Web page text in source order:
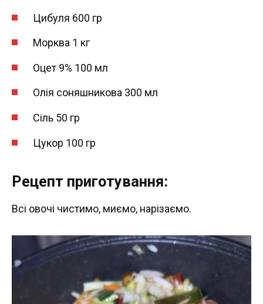
Цибуля 600 гр
Морква 1 кг
Оцет 9% 100 мл
Олія соняшникова 300 мл
Сіль 50 гр
Цукор 100 гр
Рецепт приготування:
Всі овочі чистимо, миємо, нарізаємо.